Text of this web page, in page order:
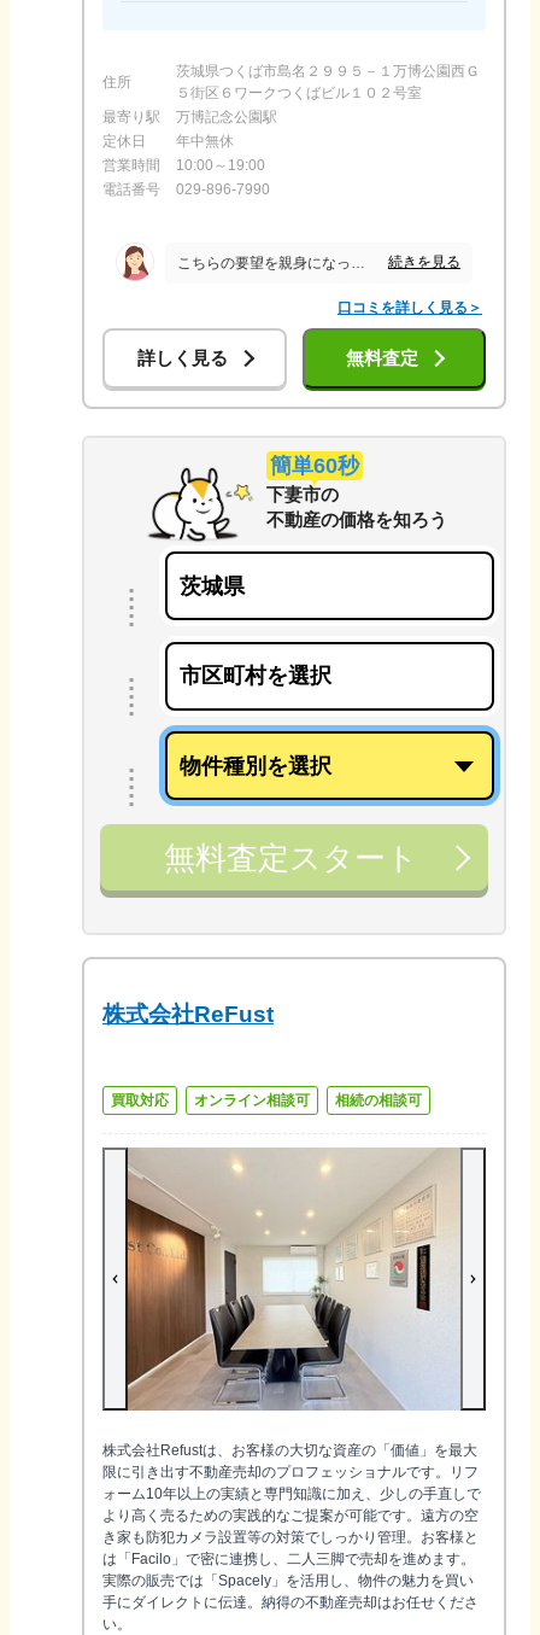
住所
茨城県つくば市島名２９９５－１万博公園西Ｇ
５街区６ワークつくばビル１０２号室
最寄り駅
万博記念公園駅
定休日
年中無休
営業時間
10:00～19:00
電話番号
029-896-7990
続きを見る
口コミを詳しく見る＞
詳しく見る 無料査定
簡単60秒
下妻市の
不動産の価格を知ろう
無料査定スタート
株式会社ReFust
買取対応 オンライン相談可 相続の相談可
株式会社Refustは、お客様の大切な資産の「価値」を最大
限に引き出す不動産売却のプロフェッショナルです。リフ
ォーム10年以上の実績と専門知識に加え、少しの手直しで
より高く売るための実践的なご提案が可能です。遠方の空
き家も防犯カメラ設置等の対策でしっかり管理。お客様と
は「Facilo」で密に連携し、二人三脚で売却を進めます。
実際の販売では「Spacely」を活用し、物件の魅力を買い
手にダイレクトに伝達。納得の不動産売却はお任せくださ
い。